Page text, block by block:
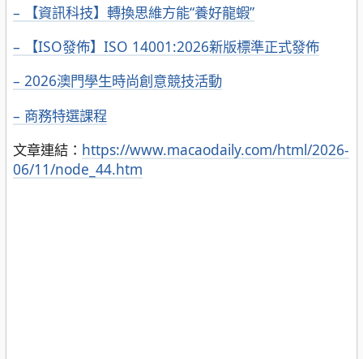
– 【資訊科技】轉換思維方能“養好龍蝦”
– 【ISO發佈】ISO 14001:2026新版標準正式發佈
– 2026澳門學生時尚創意競技活動
– 商務特選課程
文章連結： https://www.macaodaily.com/html/2026-
06/11/node_44.htm